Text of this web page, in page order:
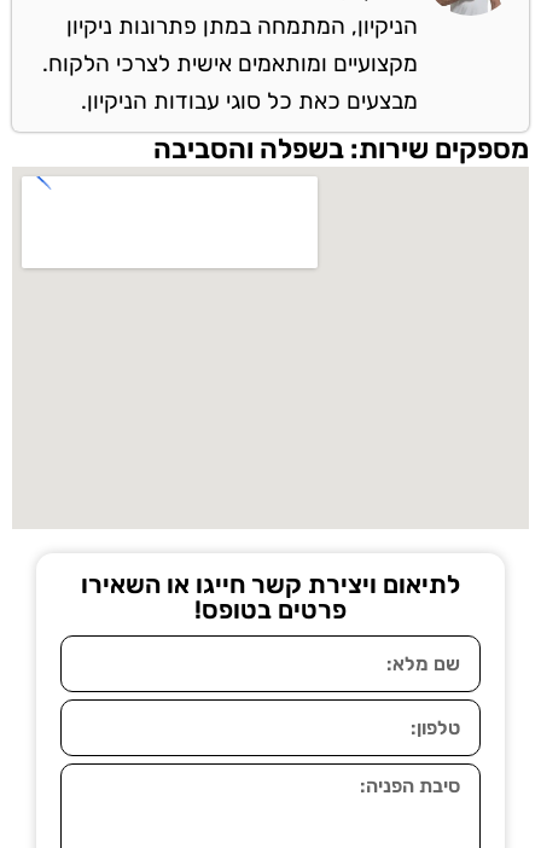
הניקיון, המתמחה במתן פתרונות ניקיון
מקצועיים ומותאמים אישית לצרכי הלקוח.
מבצעים כאת כל סוגי עבודות הניקיון.
מספקים שירות: בשפלה והסביבה
לתיאום ויצירת קשר חייגו או השאירו
פרטים בטופס!